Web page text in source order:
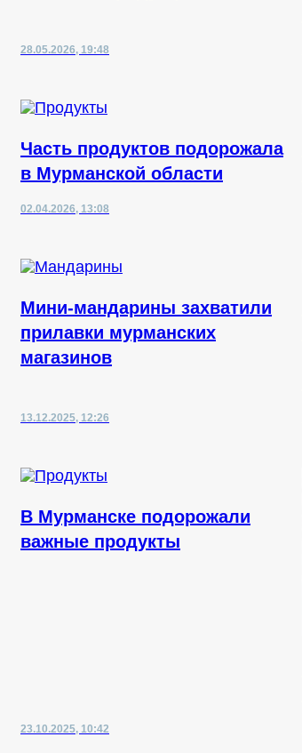
28.05.2026, 19:48
Часть продуктов подорожала
в Мурманской области
02.04.2026, 13:08
Мини-мандарины захватили
прилавки мурманских
магазинов
13.12.2025, 12:26
В Мурманске подорожали
важные продукты
23.10.2025, 10:42